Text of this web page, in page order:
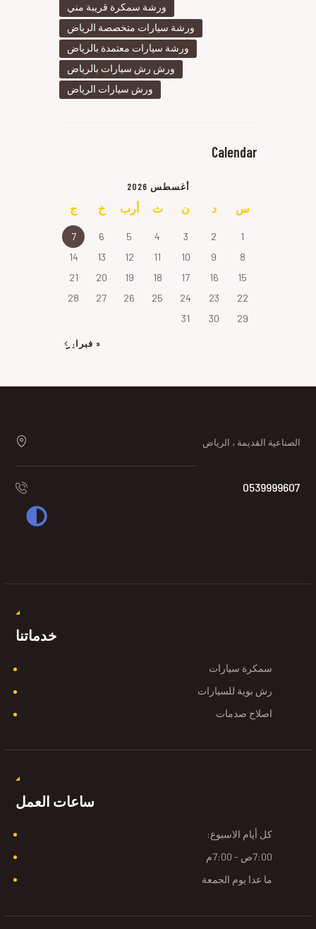
ورشة سمكرة قريبة مني
ورشة سيارات متخصصة الرياض
ورشة سيارات معتمدة بالرياض
ورش رش سيارات بالرياض
ورش سيارات الرياض
Calendar
أغسطس 2026
س د ن ث أرب خ ج
1
2
3
4
5
6
7
8
9
10
11
12
13
14
15
16
17
18
19
20
21
22
23
24
25
26
27
28
29
30
31
« فبراير
الصناعية القديمة ، الرياض
0539999607
خدماتنا
سمكرة سيارات
رش بوية للسيارات
اصلاح صدمات
ساعات العمل
كل أيام الاسبوع:
7:00ص - 7:00م
ما عدا يوم الجمعة